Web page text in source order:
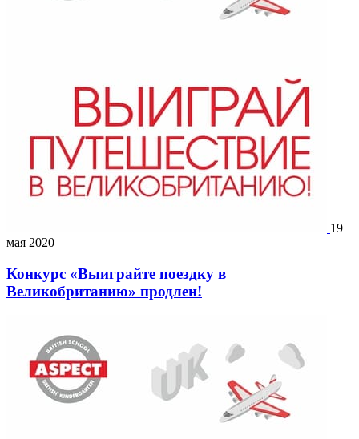
19
мая 2020
Конкурс «Выиграйте поездку в
Великобританию» продлен!